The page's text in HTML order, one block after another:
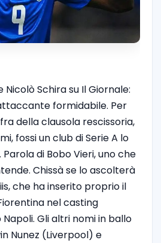
Schira su Il Giornale:
formidabile. Per
della clausola rescissoria,
fossi un club di Serie A lo
di Bobo Vieri, uno che
Chissà se lo ascolterà
che ha inserito proprio il
nel casting
Gli altri nomi in ballo
Nunez (Liverpool) e